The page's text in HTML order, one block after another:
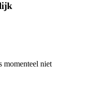
momenteel niet